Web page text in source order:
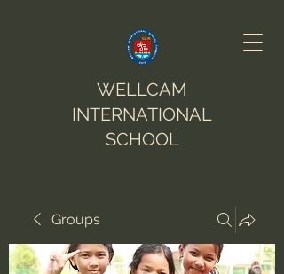
WELLCAM
INTERNATIONAL
SCHOOL
Groups